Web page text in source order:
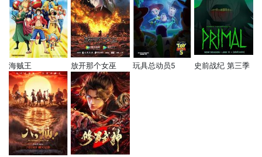
海贼王 放开那个女巫 玩具总动员5 史前战纪 第三季